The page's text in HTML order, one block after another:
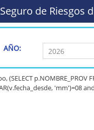
de Riesgos
AÑO:
p.NOMBRE_PROV
'mm')=08